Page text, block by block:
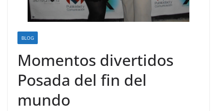
BLOG
Momentos divertidos
Posada del fin del
mundo